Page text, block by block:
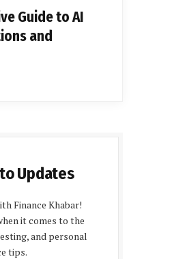
Guide to AI
and
Updates
Finance Khabar!
it comes to the
and personal
tips.